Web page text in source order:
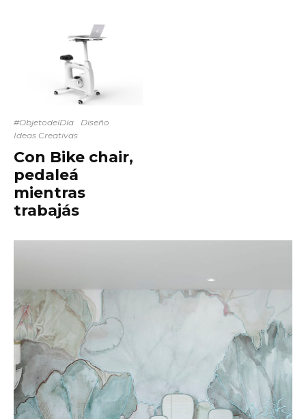
#ObjetodelDía
Diseño
Ideas Creativas
Con Bike chair,
pedaleá
mientras
trabajás